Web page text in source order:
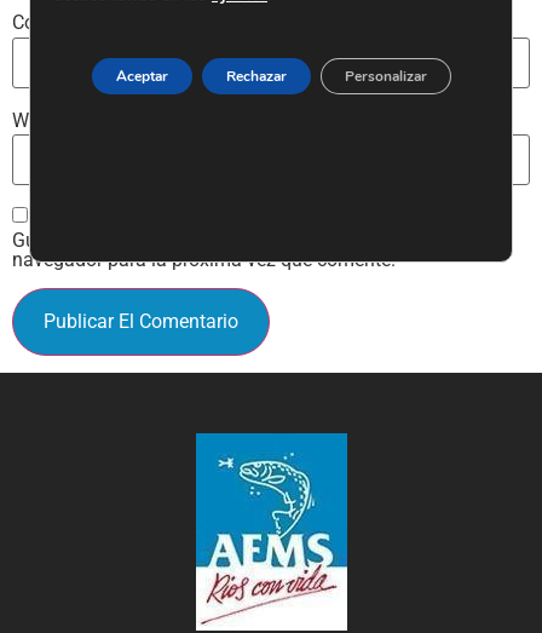
Correo electrónico
Web
Guarda mi nombre, correo electrónico y web en este
navegador para la próxima vez que comente.
Aceptar Rechazar Personalizar